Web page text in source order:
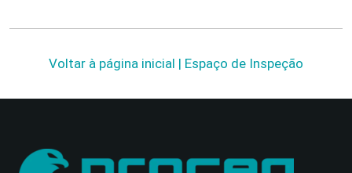
Voltar à página inicial | Espaço de Inspeção